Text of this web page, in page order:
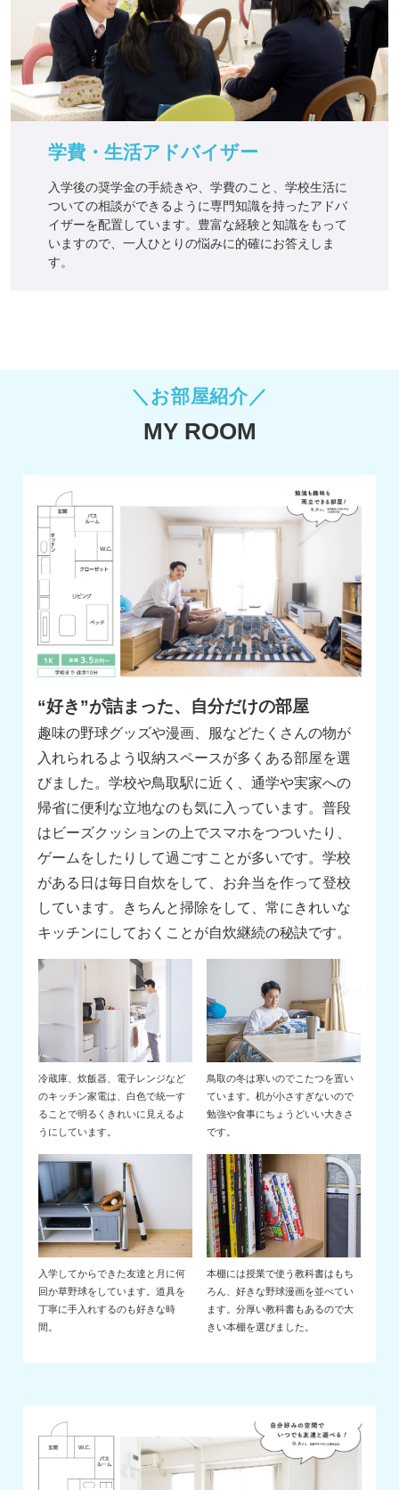
学費・生活アドバイザー
入学後の奨学金の手続きや、学費のこと、学校生活に
ついての相談ができるように専門知識を持ったアドバ
イザーを配置しています。豊富な経験と知識をもって
いますので、一人ひとりの悩みに的確にお答えしま
す。
お部屋紹介
MY ROOM
“好き”が詰まった、自分だけの部屋
趣味の野球グッズや漫画、服などたくさんの物が
入れられるよう収納スペースが多くある部屋を選
びました。学校や鳥取駅に近く、通学や実家への
帰省に便利な立地なのも気に入っています。普段
はビーズクッションの上でスマホをつついたり、
ゲームをしたりして過ごすことが多いです。学校
がある日は毎日自炊をして、お弁当を作って登校
しています。きちんと掃除をして、常にきれいな
キッチンにしておくことが自炊継続の秘訣です。
冷蔵庫、炊飯器、電子レンジなど
のキッチン家電は、白色で統一す
ることで明るくきれいに見えるよ
うにしています。
鳥取の冬は寒いのでこたつを置い
ています。机が小さすぎないので
勉強や食事にちょうどいい大きさ
です。
入学してからできた友達と月に何
回か草野球をしています。道具を
丁寧に手入れするのも好きな時
間。
本棚には授業で使う教科書はもち
ろん、好きな野球漫画を並べてい
ます。分厚い教科書もあるので大
きい本棚を選びました。